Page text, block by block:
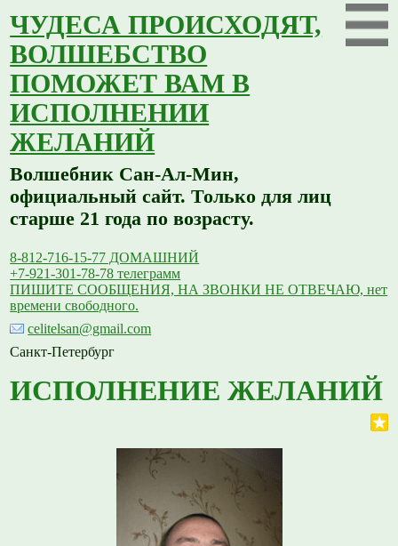
ЧУДЕСА ПРОИСХОДЯТ,
ВОЛШЕБСТВО
ПОМОЖЕТ ВАМ В
ИСПОЛНЕНИИ
ЖЕЛАНИЙ
Волшебник Сан-Ал-Мин,
официальный сайт. Только для лиц
старше 21 года по возрасту.
8-812-716-15-77 ДОМАШНИЙ
+7-921-301-78-78 телеграмм
ПИШИТЕ СООБЩЕНИЯ, НА ЗВОНКИ НЕ ОТВЕЧАЮ, нет
времени свободного.
celitelsan@gmail.com
Санкт-Петербург
ИСПОЛНЕНИЕ ЖЕЛАНИЙ